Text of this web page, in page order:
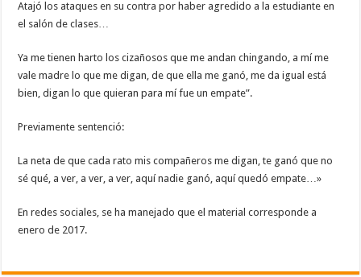
Atajó los ataques en su contra por haber agredido a la estudiante en
el salón de clases…
Ya me tienen harto los cizañosos que me andan chingando, a mí me
vale madre lo que me digan, de que ella me ganó, me da igual está
bien, digan lo que quieran para mí fue un empate”.
Previamente sentenció:
La neta de que cada rato mis compañeros me digan, te ganó que no
sé qué, a ver, a ver, a ver, aquí nadie ganó, aquí quedó empate…»
En redes sociales, se ha manejado que el material corresponde a
enero de 2017.